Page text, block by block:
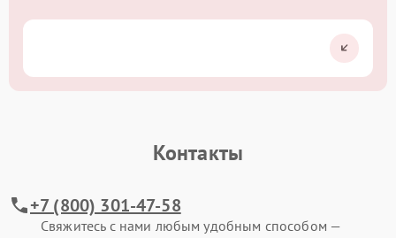
Контакты
+7 (800) 301-47-58
Свяжитесь с нами любым удобным способом —